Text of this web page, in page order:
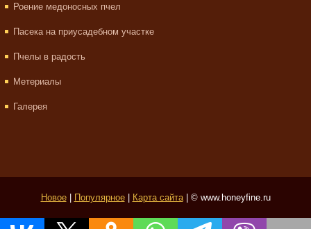
Роение медоносных пчел
Пасека на приусадебном участке
Пчелы в радость
Метериалы
Галерея
Новое| Популярное| Карта сайта| © www.honeyfine.ru